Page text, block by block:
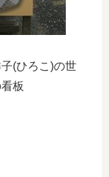
(ひろこ)の世
板